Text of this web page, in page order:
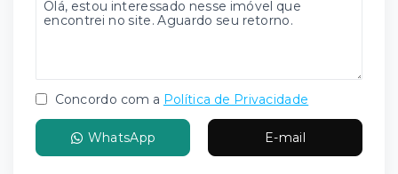
Concordo com a Política de Privacidade
WhatsApp E-mail